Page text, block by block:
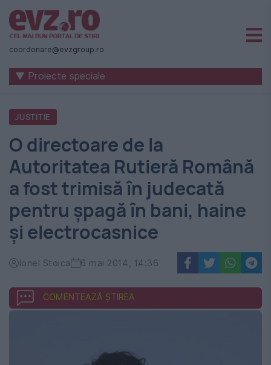
Știri
naționale
internaționale
România
-
Evenimentul
Zilei
coordonare@evzgroup.ro
▼ Proiecte speciale
JUSTITIE
O directoare de la
Autoritatea Rutieră Română
a fost trimisă în judecată
pentru şpagă în bani, haine
şi electrocasnice
Ionel Stoica 6 mai 2014, 14:36
COMENTEAZĂ ȘTIREA